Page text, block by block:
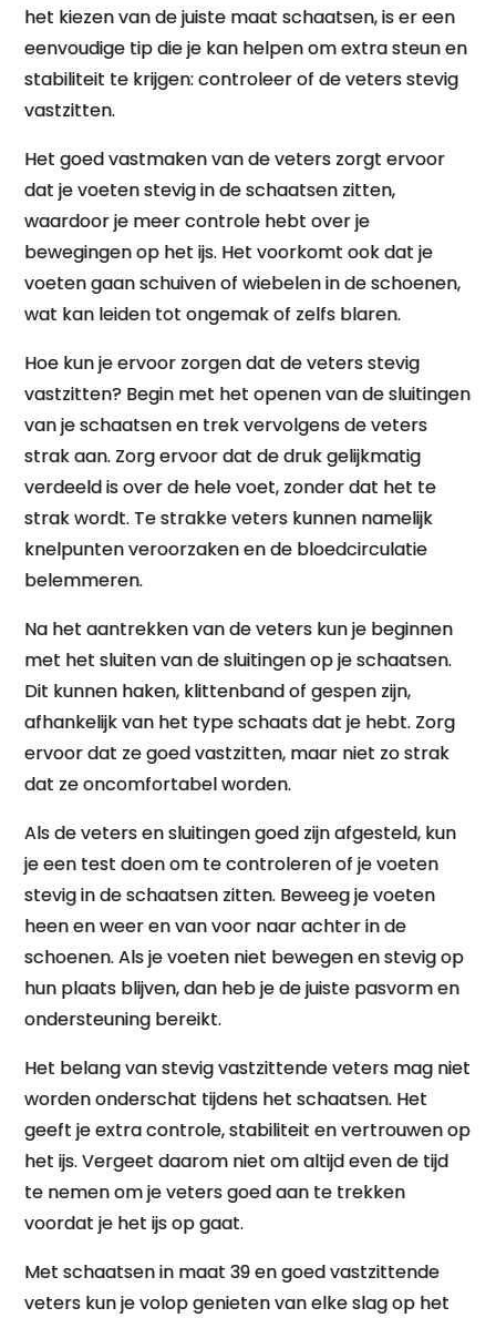
het kiezen van de juiste maat schaatsen, is er een
eenvoudige tip die je kan helpen om extra steun en
stabiliteit te krijgen: controleer of de veters stevig
vastzitten.
Het goed vastmaken van de veters zorgt ervoor
dat je voeten stevig in de schaatsen zitten,
waardoor je meer controle hebt over je
bewegingen op het ijs. Het voorkomt ook dat je
voeten gaan schuiven of wiebelen in de schoenen,
wat kan leiden tot ongemak of zelfs blaren.
Hoe kun je ervoor zorgen dat de veters stevig
vastzitten? Begin met het openen van de sluitingen
van je schaatsen en trek vervolgens de veters
strak aan. Zorg ervoor dat de druk gelijkmatig
verdeeld is over de hele voet, zonder dat het te
strak wordt. Te strakke veters kunnen namelijk
knelpunten veroorzaken en de bloedcirculatie
belemmeren.
Na het aantrekken van de veters kun je beginnen
met het sluiten van de sluitingen op je schaatsen.
Dit kunnen haken, klittenband of gespen zijn,
afhankelijk van het type schaats dat je hebt. Zorg
ervoor dat ze goed vastzitten, maar niet zo strak
dat ze oncomfortabel worden.
Als de veters en sluitingen goed zijn afgesteld, kun
je een test doen om te controleren of je voeten
stevig in de schaatsen zitten. Beweeg je voeten
heen en weer en van voor naar achter in de
schoenen. Als je voeten niet bewegen en stevig op
hun plaats blijven, dan heb je de juiste pasvorm en
ondersteuning bereikt.
Het belang van stevig vastzittende veters mag niet
worden onderschat tijdens het schaatsen. Het
geeft je extra controle, stabiliteit en vertrouwen op
het ijs. Vergeet daarom niet om altijd even de tijd
te nemen om je veters goed aan te trekken
voordat je het ijs op gaat.
Met schaatsen in maat 39 en goed vastzittende
veters kun je volop genieten van elke slag op het